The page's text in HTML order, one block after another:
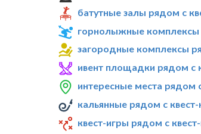
батутные залы рядом с
горнолыжные комплексы
загородные комплексы
ивент площадки рядом с
интересные места рядом
кальянные рядом с
квест-игры рядом с